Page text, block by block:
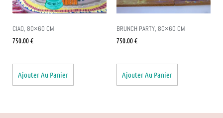
CIAO, 80×60 CM
750.00€
Ajouter Au Panier
BRUNCH PARTY, 80×60 CM
750.00€
Ajouter Au Panier